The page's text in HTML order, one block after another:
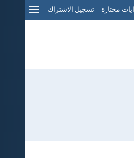
ايات مختارة تسجيل الاشتراك